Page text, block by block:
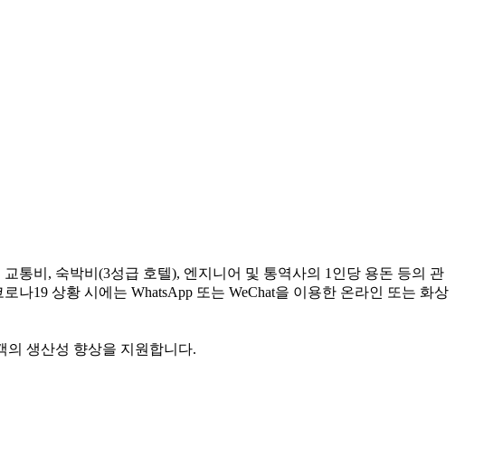
통비, 숙박비(3성급 호텔), 엔지니어 및 통역사의 1인당 용돈 등의 관
19 상황 시에는 WhatsApp 또는 WeChat을 이용한 온라인 또는 화상
의 생산성 향상을 지원합니다.